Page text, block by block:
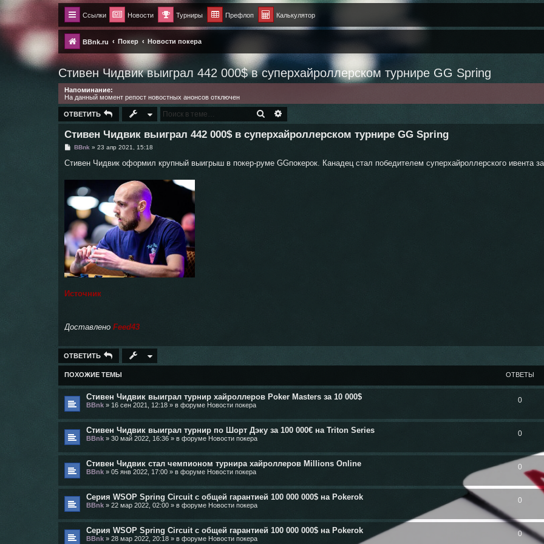
Ссылки Новости Турниры Префлоп Калькулятор
BBnk.ru Покер Новости покера
Стивен Чидвик выиграл 442 000$ в суперхайроллерском турнире GG Spring
Напоминание:
На данный момент репост новостных анонсов отключен
ОТВЕТИТЬ ПОИСК
Стивен Чидвик выиграл 442 000$ в суперхайроллерском турнире GG Spring
С
о
и
е
BBnk » 23 апр 2021, 15:18
Стивен Чидвик оформил крупный выигрыш в покер-руме GGпокерок. Канадец стал победителем суперхайроллерского ивента
Источник
Доставлено Feed43
ОТВЕТИТЬ
ПОХОЖИЕ ТЕМЫ ОТВЕТЫ
Стивен Чидвик выиграл турнир хайроллеров Poker Masters за 10 000$
BBnk » 16 сен 2021, 12:18 » в форуме Новости покера
0
Стивен Чидвик выиграл турнир по Шорт Дэку за 100 000€ на Triton Series
BBnk » 30 май 2022, 16:36 » в форуме Новости покера
0
Стивен Чидвик стал чемпионом турнира хайроллеров Millions Online
BBnk » 05 янв 2022, 17:00 » в форуме Новости покера
0
Серия WSOP Spring Circuit c общей гарантией 100 000 000$ на Pokerok
BBnk » 22 мар 2022, 02:00 » в форуме Новости покера
0
Серия WSOP Spring Circuit c общей гарантией 100 000 000$ на Pokerok
BBnk » 28 мар 2022, 20:18 » в форуме Новости покера
0